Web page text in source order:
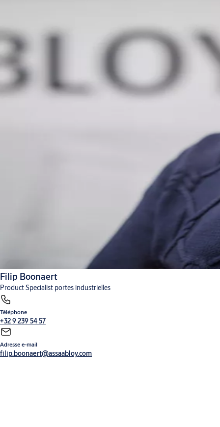
Filip Boonaert
Product Specialist portes industrielles
Téléphone
+32 9 239 54 57
Adresse e-mail
filip.boonaert@assaabloy.com